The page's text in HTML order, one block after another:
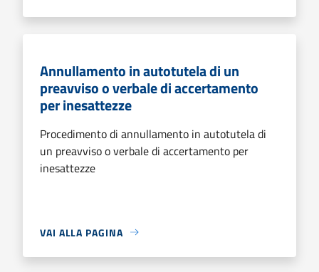
Annullamento in autotutela di un
preavviso o verbale di accertamento
per inesattezze
Procedimento di annullamento in autotutela di
un preavviso o verbale di accertamento per
inesattezze
VAI ALLA PAGINA